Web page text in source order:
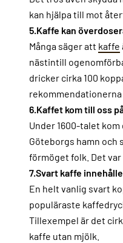
kan hjälpa till mot
5.Kaffe kan
Många säger att kaffe
nästintill
dricker cirka 100
6.Kaffet kom till oss
Under 1600-talet
Göteborgs hamn och
förmöget folk. Det
7.Svart kaffe
En helt vanlig svart
populäraste
Tillexempel är det
kaffe utan mjölk.